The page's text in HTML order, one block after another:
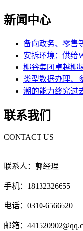
新闻中心
备向政务、零售
安拆环境：供给
椰谷集团卓越椰
类型数据办理、
潮的能力终究过
联系我们
CONTACT US
联系人：郭经理
手机：18132326655
电话：0310-6566620
邮箱：